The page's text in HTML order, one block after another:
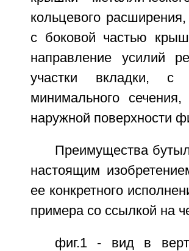
кольцевого
с боковой частью
направление усилий
участки вкладки,
минимального
наружной поверхности
Преимущества
настоящим
ее конкретного
примера со ссылкой на
фиг.1 - вид в